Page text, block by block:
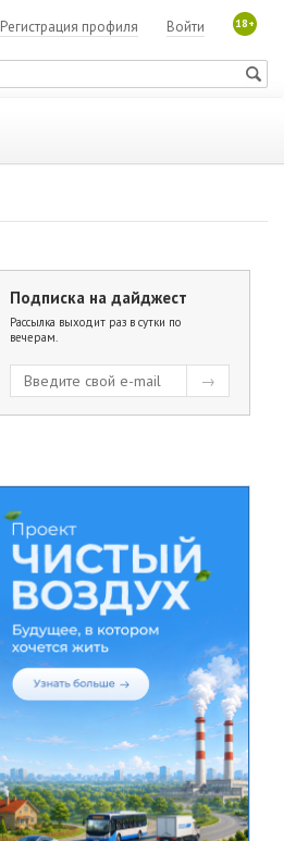
18+
Войти
Регистрация профиля
Подписка на дайджест
Рассылка выходит раз в сутки по
вечерам.